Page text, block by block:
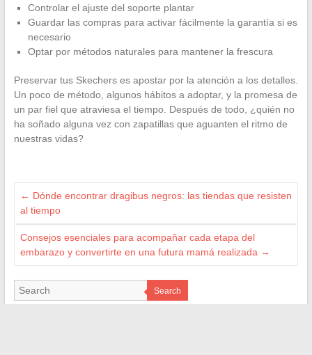
Controlar el ajuste del soporte plantar
Guardar las compras para activar fácilmente la garantía si es
necesario
Optar por métodos naturales para mantener la frescura
Preservar tus Skechers es apostar por la atención a los detalles.
Un poco de método, algunos hábitos a adoptar, y la promesa de
un par fiel que atraviesa el tiempo. Después de todo, ¿quién no
ha soñado alguna vez con zapatillas que aguanten el ritmo de
nuestras vidas?
← Dónde encontrar dragibus negros: las tiendas que resisten
al tiempo
Consejos esenciales para acompañar cada etapa del
embarazo y convertirte en una futura mamá realizada →
Search